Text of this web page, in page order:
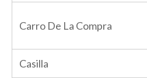
Carro De La Compra
Casilla